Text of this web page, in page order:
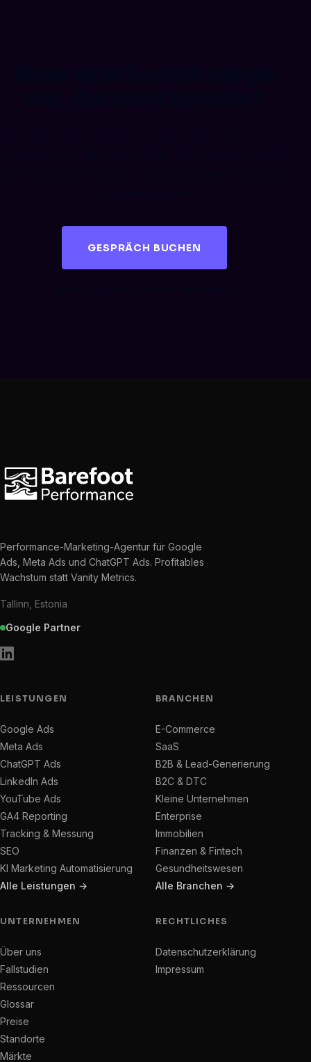
GESPRÄCH BUCHEN
Performance-Marketing-Agentur für Google
Ads, Meta Ads und ChatGPT Ads. Profitables
Wachstum statt Vanity Metrics.
Tallinn, Estonia
Google Partner
LEISTUNGEN
Google Ads
Meta Ads
ChatGPT Ads
LinkedIn Ads
YouTube Ads
GA4 Reporting
Tracking & Messung
SEO
KI Marketing Automatisierung
Alle Leistungen →
BRANCHEN
E-Commerce
SaaS
B2B & Lead-Generierung
B2C & DTC
Kleine Unternehmen
Enterprise
Immobilien
Finanzen & Fintech
Gesundheitswesen
Alle Branchen →
UNTERNEHMEN
Über uns
Fallstudien
Ressourcen
Glossar
Preise
Standorte
Märkte
RECHTLICHES
Datenschutzerklärung
Impressum